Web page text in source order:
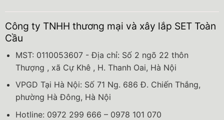
Công ty TNHH thương mại và xây lắp SET Toàn
Cầu
MST: 0110053607 - Địa chỉ: Số 2 ngõ 22 thôn
Thượng , xã Cự Khê , H. Thanh Oai, Hà Nội
VPGD Tại Hà Nội: Số 71 Ng. 686 Đ. Chiến Thắng,
phường Hà Đông, Hà Nội
Hotline: 0972 299 666 – 0978 101 070